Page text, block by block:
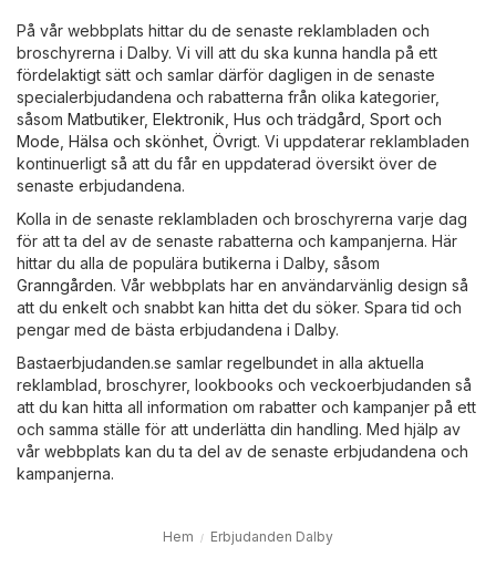
På vår webbplats hittar du de senaste reklambladen och
broschyrerna i Dalby. Vi vill att du ska kunna handla på ett
fördelaktigt sätt och samlar därför dagligen in de senaste
specialerbjudandena och rabatterna från olika kategorier,
såsom Matbutiker, Elektronik Hus och trädgård Sport och
Mode Hälsa och skönhet Övrigt. Vi uppdaterar reklambladen
kontinuerligt så att du får en uppdaterad översikt över de
senaste erbjudandena.
Kolla in de senaste reklambladen och broschyrerna varje dag
för att ta del av de senaste rabatterna och kampanjerna. Här
hittar du alla de populära butikerna i Dalby, såsom
Granngården. Vår webbplats har en användarvänlig design så
att du enkelt och snabbt kan hitta det du söker. Spara tid och
pengar med de bästa erbjudandena i Dalby.
Bastaerbjudanden.se samlar regelbundet in alla aktuella
reklamblad, broschyrer, lookbooks och veckoerbjudanden så
att du kan hitta all information om rabatter och kampanjer på ett
och samma ställe för att underlätta din handling. Med hjälp av
vår webbplats kan du ta del av de senaste erbjudandena och
kampanjerna.
Hem Erbjudanden Dalby